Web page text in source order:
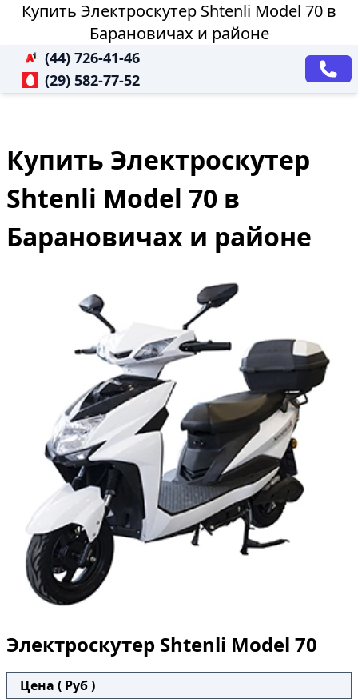
Купить Электроскутер Shtenli Model 70 в
Барановичах и районе
(44) 726-41-46
(29) 582-77-52
Купить Электроскутер
Shtenli Model 70 в
Барановичах и районе
Электроскутер Shtenli Model 70
Цена ( Руб )